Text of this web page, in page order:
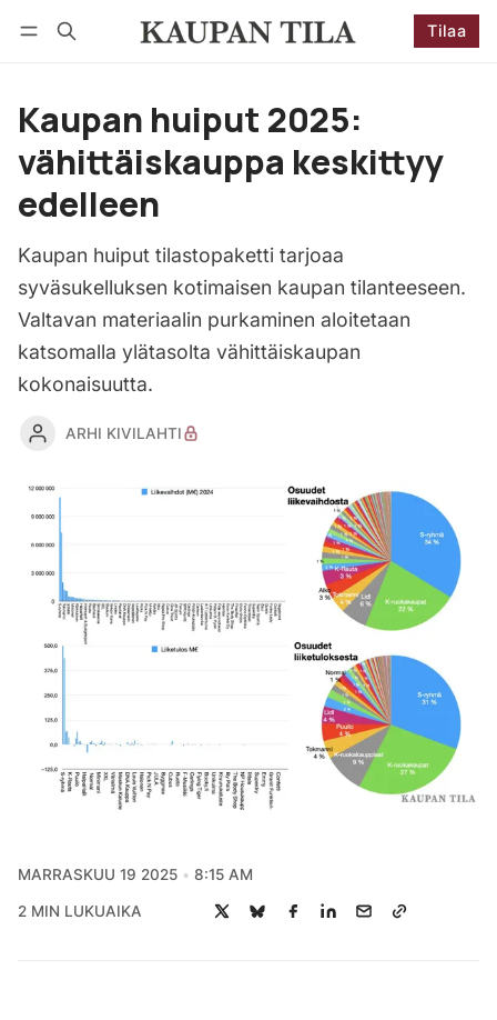
Tilaa
Kaupan huiput 2025:
vähittäiskauppa keskittyy
edelleen
Kaupan huiput tilastopaketti tarjoaa
syväsukelluksen kotimaisen kaupan tilanteeseen.
Valtavan materiaalin purkaminen aloitetaan
katsomalla ylätasolta vähittäiskaupan
kokonaisuutta.
ARHI KIVILAHTI
MARRASKUU 19 2025 8:15 AM
2 MIN LUKUAIKA